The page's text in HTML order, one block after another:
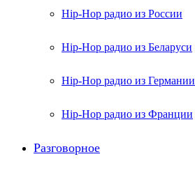
Hip-Hop радио из России
Hip-Hop радио из Беларуси
Hip-Hop радио из Германии
Hip-Hop радио из Франции
Разговорное